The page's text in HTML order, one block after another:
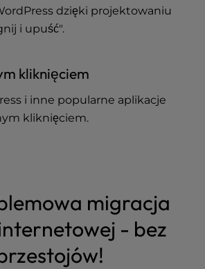
dzięki projektowaniu
i upuść".
kliknięciem
i inne popularne aplikacje
kliknięciem.
migracja
- bez